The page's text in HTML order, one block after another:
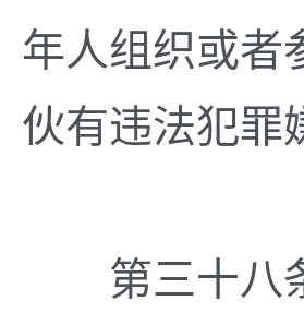
年人组织或者
伙有违法犯罪
第三十八条